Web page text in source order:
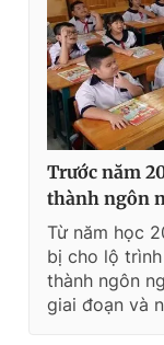
Trước năm
thành ngôn
Từ năm học
bị cho lộ
thành ngôn
giai đoạn và